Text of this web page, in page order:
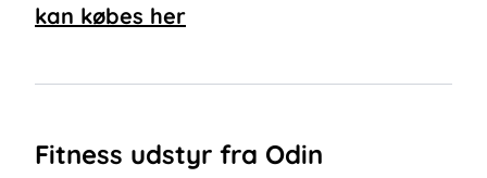
kan købes her
Fitness udstyr fra Odin